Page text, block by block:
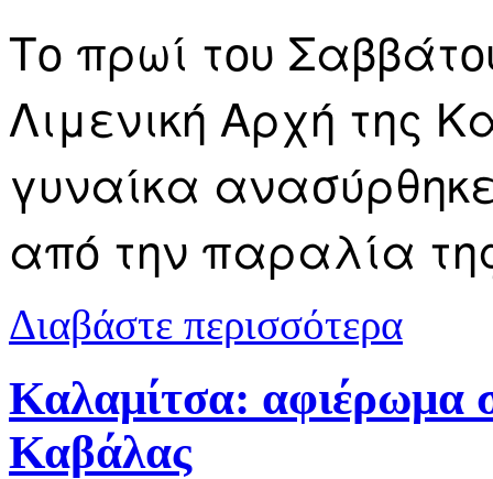
Το πρωί του
Λιμενική Αρχή της
γυναίκα
από την παραλία
Διαβάστε περισσότερα
Καλαμίτσα: αφιέρωμα
Καβάλας